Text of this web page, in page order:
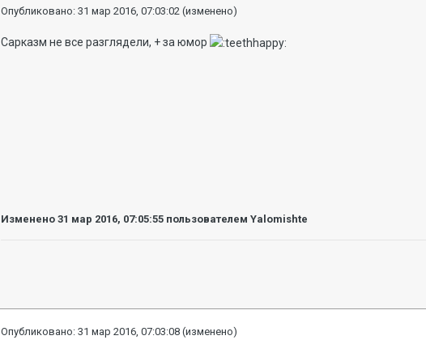
Опубликовано:31 мар 2016, 07:03:02 (изменено)
Сарказм не все разглядели, + за юмор
Изменено31 мар 2016, 07:05:55 пользователем Yalomishte
Опубликовано:31 мар 2016, 07:03:08 (изменено)